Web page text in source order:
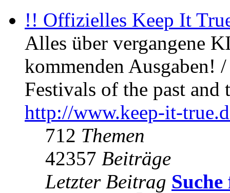
!! Offizielles Keep It
Alles über vergangene
kommenden Ausgaben!
Festivals of the past
http://www.keep-it-
712 Themen
42357 Beiträge
Letzter Beitrag